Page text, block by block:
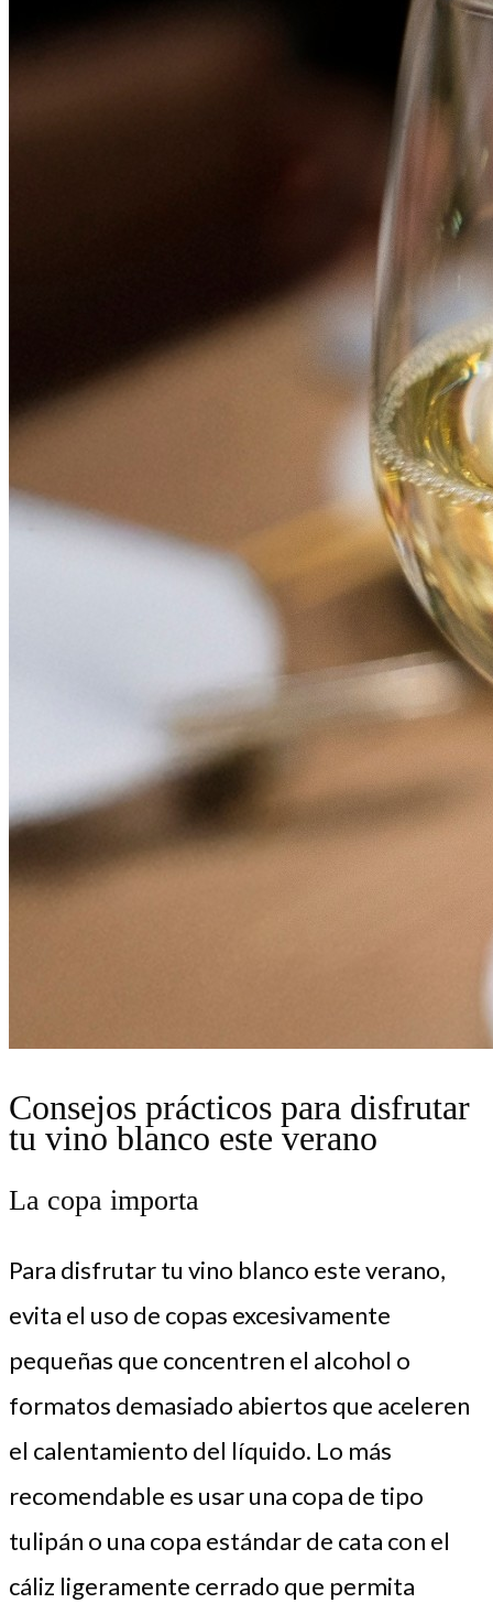
Consejos prácticos para disfrutar
tu vino blanco este verano
La copa importa
Para disfrutar tu vino blanco este verano,
evita el uso de copas excesivamente
pequeñas que concentren el alcohol o
formatos demasiado abiertos que aceleren
el calentamiento del líquido. Lo más
recomendable es usar una copa de tipo
tulipán o una copa estándar de cata con el
cáliz ligeramente cerrado que permita